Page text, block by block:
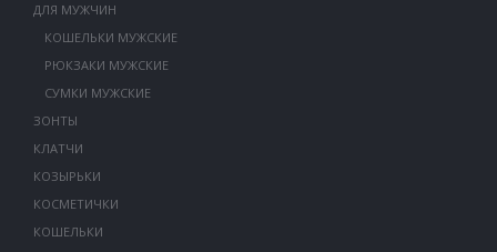
ДЛЯ МУЖЧИН
КОШЕЛЬКИ МУЖСКИЕ
РЮКЗАКИ МУЖСКИЕ
СУМКИ МУЖСКИЕ
ЗОНТЫ
КЛАТЧИ
КОЗЫРЬКИ
КОСМЕТИЧКИ
КОШЕЛЬКИ